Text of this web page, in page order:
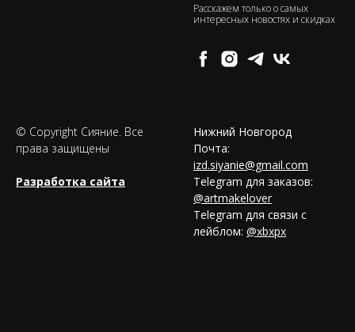
Расскажем только о самых
интересных новостях и скидках
© Copyright Сияние. Все
права защищены
Разработка сайта
Нижний Новгород
Почта:
izd.siyanie@gmail.com
Telegram для заказов:
@artmakelover
Telegram для связи с
лейблом: @xbxpx